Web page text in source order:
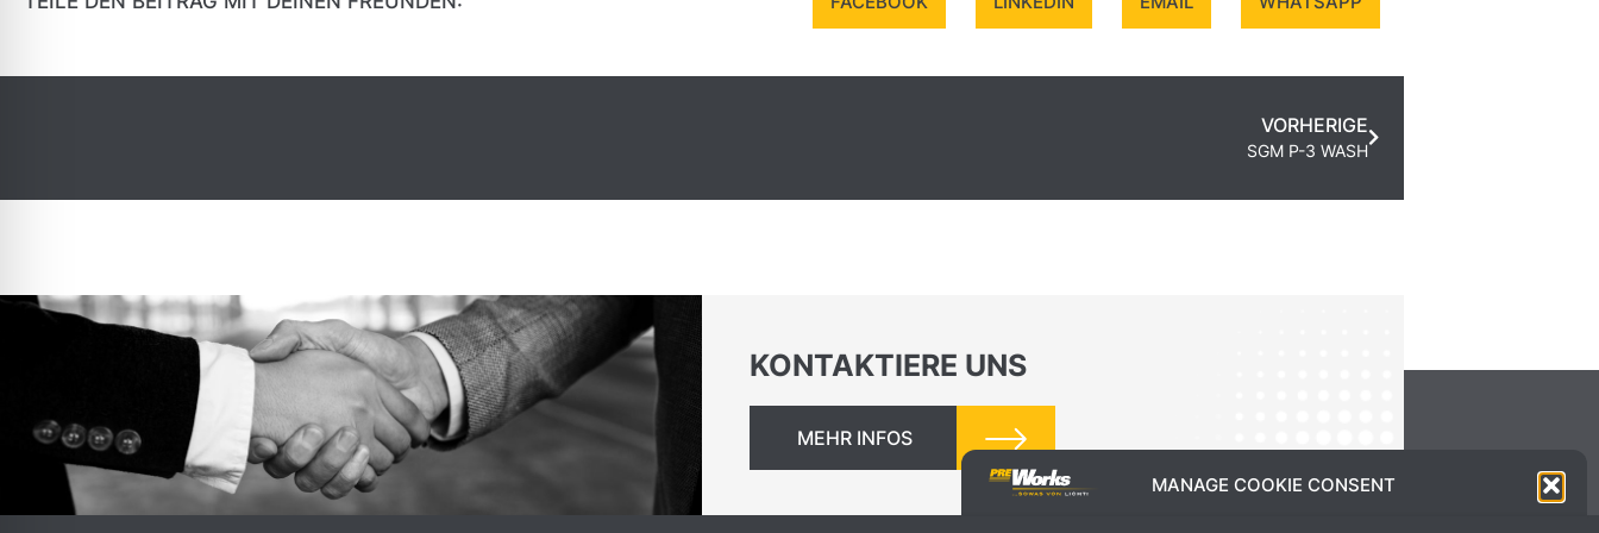
MANAGE COOKIE CONSENT
VORHERIGE
SGM P-3 WASH
KONTAKTIERE UNS
MEHR INFOS